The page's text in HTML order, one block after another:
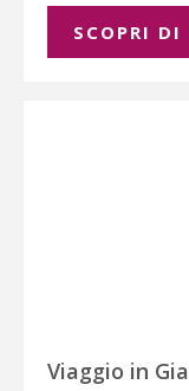
SCOPRI DI
Viaggio in